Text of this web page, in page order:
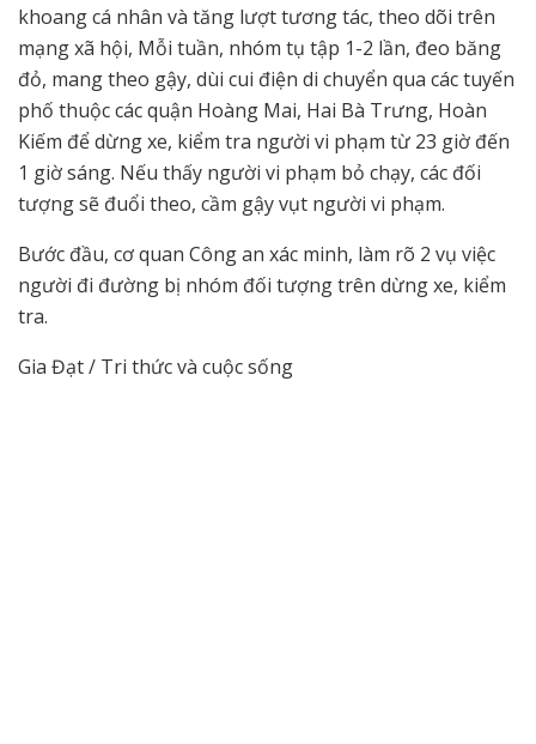
khoang cá nhân và tăng lượt tương tác, theo dõi trên
mạng xã hội, Mỗi tuần, nhóm tụ tập 1-2 lần, đeo băng
đỏ, mang theo gậy, dùi cui điện di chuyển qua các tuyến
phố thuộc các quận Hoàng Mai, Hai Bà Trưng, Hoàn
Kiếm để dừng xe, kiểm tra người vi phạm từ 23 giờ đến
1 giờ sáng. Nếu thấy người vi phạm bỏ chạy, các đối
tượng sẽ đuổi theo, cầm gậy vụt người vi phạm.
Bước đầu, cơ quan Công an xác minh, làm rõ 2 vụ việc
người đi đường bị nhóm đối tượng trên dừng xe, kiểm
tra.
Gia Đạt / Tri thức và cuộc sống